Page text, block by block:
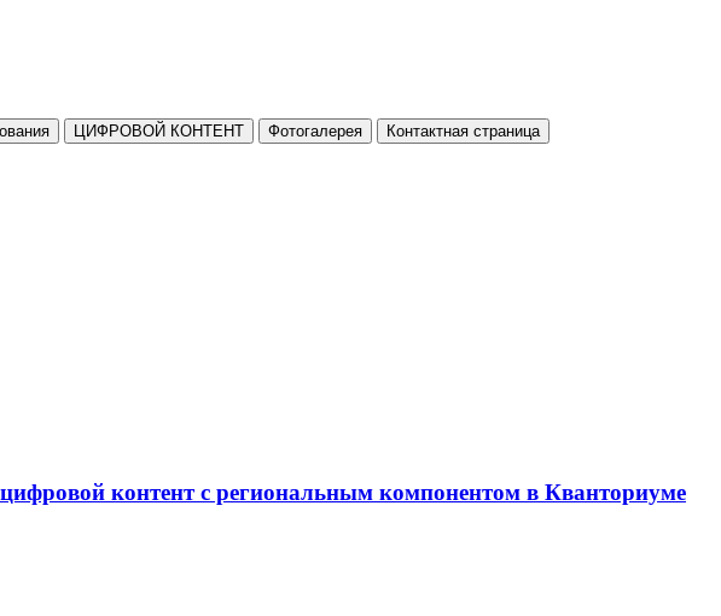
ЦИФРОВОЙ КОНТЕНТ Фотогалерея Контактная страница
контент с региональным компонентом в Кванториуме